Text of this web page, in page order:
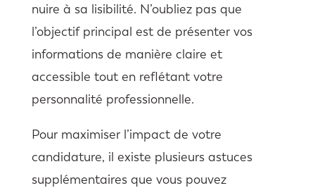
nuire à sa lisibilité. N’oubliez pas que
l’objectif principal est de présenter vos
informations de manière claire et
accessible tout en reflétant votre
personnalité professionnelle.
Pour maximiser l’impact de votre
candidature, il existe plusieurs astuces
supplémentaires que vous pouvez